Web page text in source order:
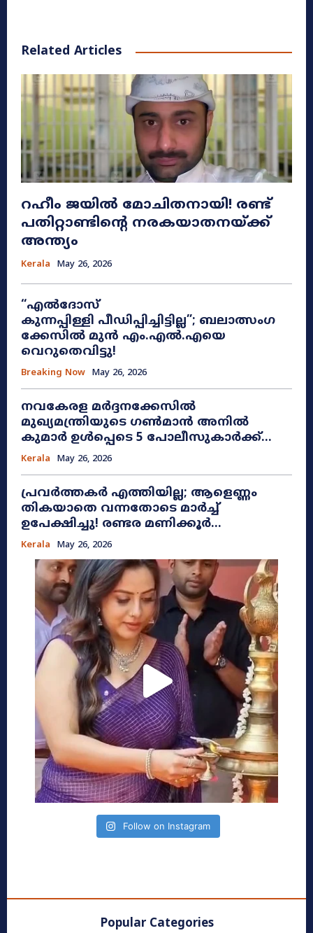
Related Articles
റഹീം ജയിൽ മോചിതനായി! രണ്ട്
പതിറ്റാണ്ടിന്റെ നരകയാതനയ്ക്ക്
അന്ത്യം
Kerala May 26, 2026
“എൽദോസ്
കുന്നപ്പിള്ളി പീഡിപ്പിച്ചിട്ടില്ല”; ബലാത്സംഗ
ക്കേസിൽ മുൻ എം.എൽ.എയെ
വെറുതെവിട്ടു!
Breaking Now May 26, 2026
നവകേരള മർദ്ദനക്കേസിൽ
മുഖ്യമന്ത്രിയുടെ ഗൺമാൻ അനിൽ
കുമാർ ഉൾപ്പെടെ 5 പോലീസുകാർക്ക്...
Kerala May 26, 2026
പ്രവർത്തകർ എത്തിയില്ല; ആളെണ്ണം
തികയാതെ വന്നതോടെ മാർച്ച്
ഉപേക്ഷിച്ചു! രണ്ടര മണിക്കൂർ...
Kerala May 26, 2026
Follow on Instagram
Popular Categories